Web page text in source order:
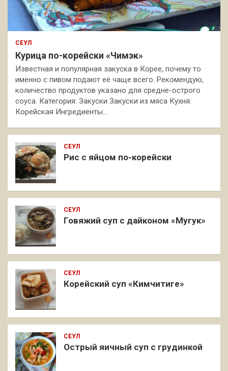
СЕУЛ
Курица по-корейски «Чимэк»
Известная и популярная закуска в Корее, почему то
именно с пивом подают её чаще всего. Рекомендую,
количество продуктов указано для средне-острого
соуса. Категория: Закуски Закуски из мяса Кухня:
Корейская Ингредиенты…
СЕУЛ
Рис с яйцом по-корейски
СЕУЛ
Говяжий суп с дайконом «Мугук»
СЕУЛ
Корейский суп «Кимчитиге»
СЕУЛ
Острый яичный суп с грудинкой